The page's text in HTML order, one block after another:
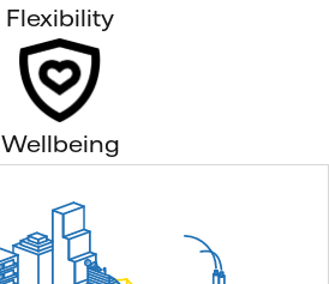
Flexibility
Wellbeing